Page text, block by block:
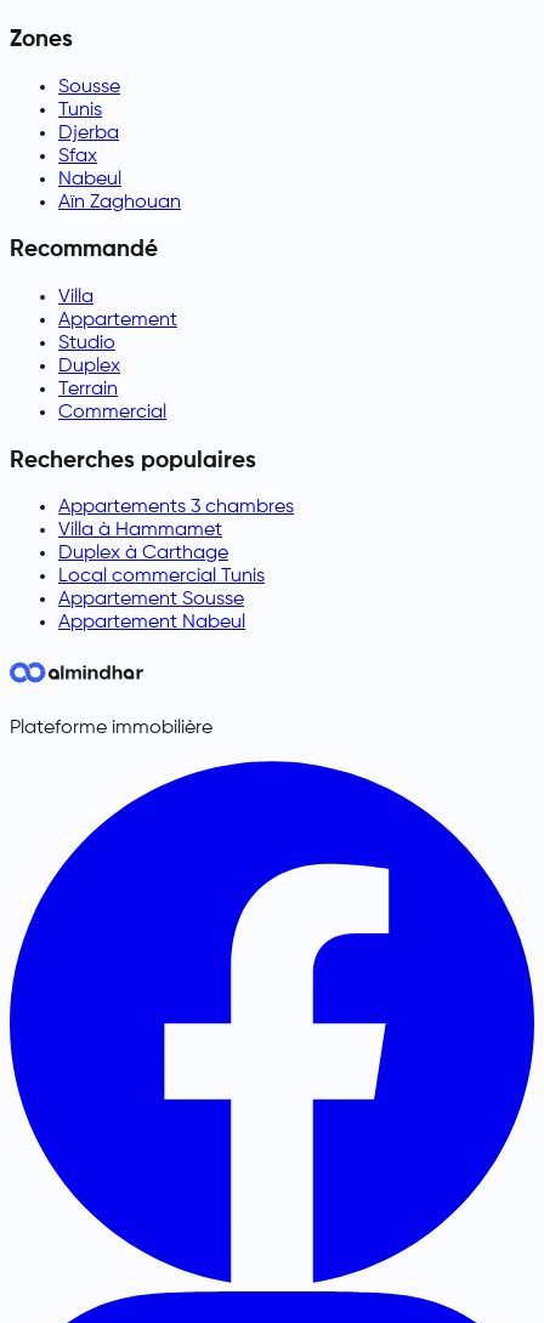
Zones
Sousse
Tunis
Djerba
Sfax
Nabeul
Aïn Zaghouan
Recommandé
Villa
Appartement
Studio
Duplex
Terrain
Commercial
Recherches populaires
Appartements 3 chambres
Villa à Hammamet
Duplex à Carthage
Local commercial Tunis
Appartement Sousse
Appartement Nabeul
Plateforme immobilière